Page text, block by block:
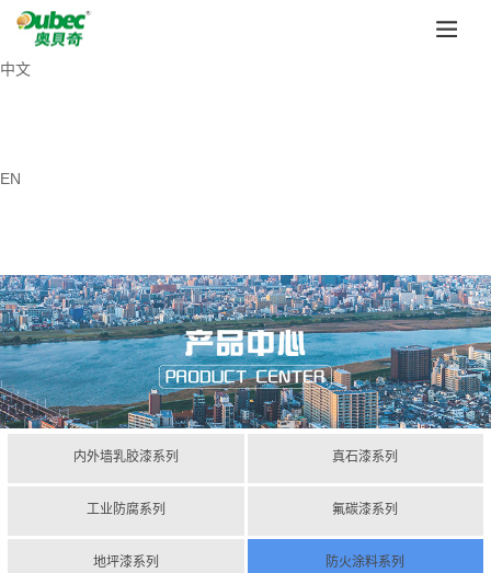
中文
EN
内外墙乳胶漆系列 真石漆系列
工业防腐系列 氟碳漆系列
地坪漆系列 防火涂料系列